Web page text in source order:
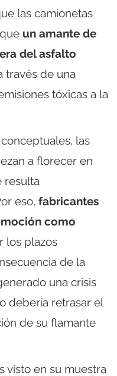
las camionetas
un amante de
del asfalto
través de una
tóxicas a la
las
a florecer en
resulta
eso, fabricantes
como
los plazos
de la
una crisis
debería retrasar el
de su flamante
visto en su muestra